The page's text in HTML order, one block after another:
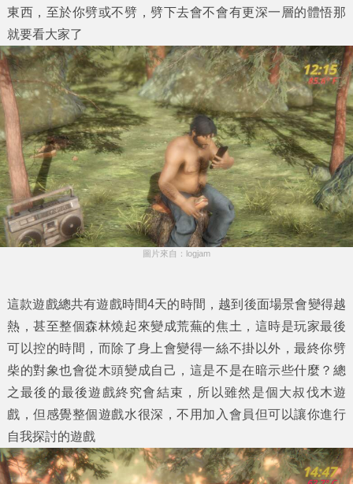
東西，至於你劈或不劈，劈下去會不會有更深一層的體悟那
就要看大家了
圖片來自：logjam
這款遊戲總共有遊戲時間4天的時間，越到後面場景會變得越
熱，甚至整個森林燒起來變成荒蕪的焦土，這時是玩家最後
可以控的時間，而除了身上會變得一絲不掛以外，最終你劈
柴的對象也會從木頭變成自己，這是不是在暗示些什麼？總
之最後的最後遊戲終究會結束，所以雖然是個大叔伐木遊
戲，但感覺整個遊戲水很深，不用加入會員但可以讓你進行
自我探討的遊戲